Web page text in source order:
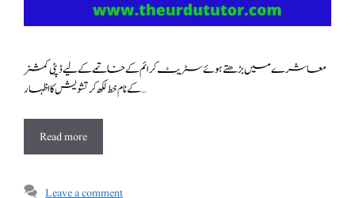
کے نام خط لکھ کر تشویش کا اظہار …
Read more
Leave a comment